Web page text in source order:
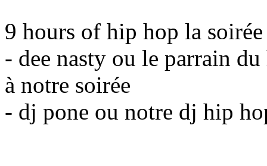
9 hours of hip hop la
- dee nasty ou le parrain
à notre soirée
- dj pone ou notre dj hip